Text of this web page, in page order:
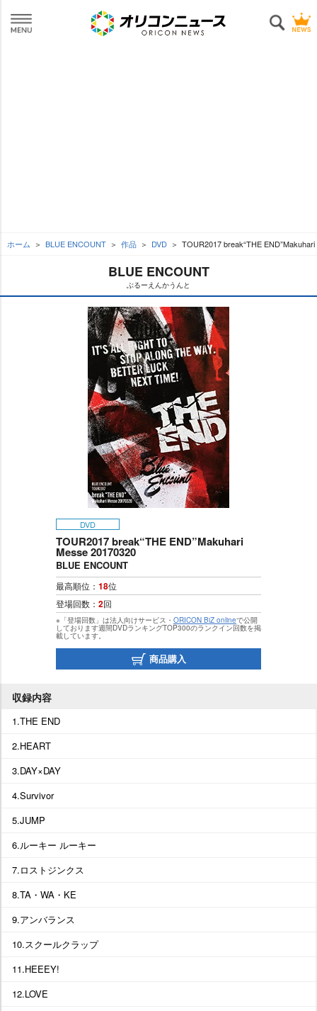
ホーム BLUE ENCOUNT 作品 DVD TOUR2017 break“THE
BLUE ENCOUNT
ぶるーえんかうんと
DVD
TOUR2017 break“THE END”Makuhari
Messe 20170320
BLUE ENCOUNT
最高順位： 18位
登場回数： 2回
※「登場回数」は法人向けサービス・ ORICON BiZ onlineで公開
しております週間DVDランキングTOP300のランクイン回数を掲
載しています。
商品購入
収録内容
1.THE END
2.HEART
3.DAY×DAY
4.Survivor
5.JUMP
6.ルーキー ルーキー
7.ロストジンクス
8.TA・WA・KE
9.アンバランス
10.スクールクラップ
11.HEEEY!
12.LOVE